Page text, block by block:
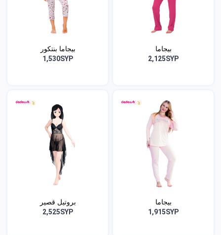
بيجاما
2,125SYP
بيجاما بنتكور
1,530SYP
بيجاما
1,915SYP
بروتيل قصير
2,525SYP